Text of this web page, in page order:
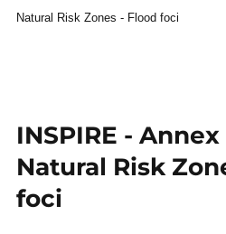
Natural Risk Zones - Flood foci
INSPIRE -
Natural Risk
foci